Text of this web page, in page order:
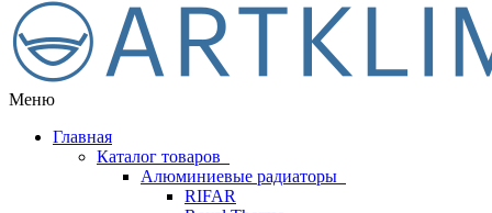
Меню
Главная
Каталог товаров
Алюминиевые радиаторы
RIFAR